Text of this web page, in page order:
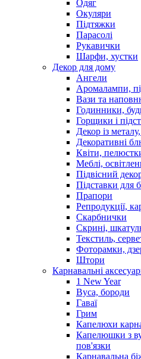
Одяг
Окуляри
Підтяжки
Парасолі
Рукавички
Шарфи, хустки
Декор для дому
Ангели
Аромалампи,
Вази та
Годинники,
Горщики і
Декор із
Декоративні
Квіти,
Меблі,
Підвісний
Підставки для
Прапори
Репродукції,
Скарбнички
Скрині,
Текстиль,
Фоторамки,
Штори
Карнавальні
1 New Year
Вуса, бороди
Гаваї
Грим
Капелюхи
Капелюшки з
пов'язки
Карнавальна